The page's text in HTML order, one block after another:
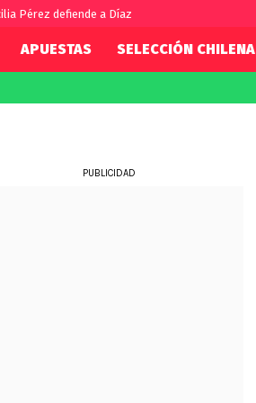
Pérez defiende a Díaz
APUESTAS SELECCIÓN CHILENA
PUBLICIDAD